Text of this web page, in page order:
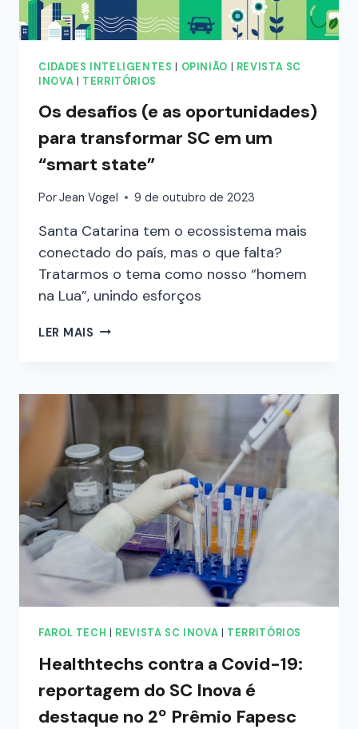
CIDADES INTELIGENTES OPINIÃO
REVISTA SC
INOVA
TERRITÓRIOS
Os desafios (e as oportunidades)
para transformar SC em um
“smart state”
PorJean Vogel 9 de outubro de 2023
Santa Catarina tem o ecossistema mais
conectado do país, mas o que falta?
Tratarmos o tema como nosso “homem
na Lua”, unindo esforços
LER MAIS
FAROL TECH REVISTA SC INOVA TERRITÓRIOS
Healthtechs contra a Covid-19:
reportagem do SC Inova é
destaque no 2º Prêmio Fapesc